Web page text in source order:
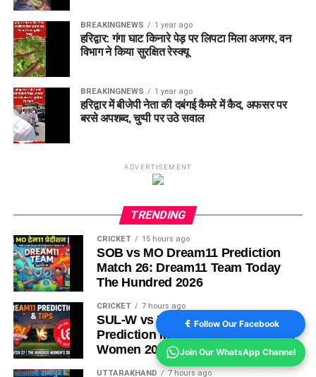
BREAKINGNEWS 1 year ago
हरिद्वार: गंगा घाट किनारे पेड़ पर लिपटा मिला अजगर, वन
विभाग ने किया सुरक्षित रेस्क्यू
BREAKINGNEWS 1 year ago
हरिद्वार में बीजेपी नेता की दबंगई कैमरे में कैद, अफसर पर
बरसे अपशब्द, चुप्पी पर उठे सवाल
ADVERTISEMENT
TRENDING
CRICKET 15 hours ago
SOB vs MO Dream11 Prediction
Match 26: Dream11 Team Today
The Hundred 2026
CRICKET 7 hours ago
SUL-W vs WEF-W Dream11
Prediction Match 27: The Hundred
Women 2026
UTTARAKHAND 7 hours ago
Follow Our Facebook
Join Our WhatsApp Channel